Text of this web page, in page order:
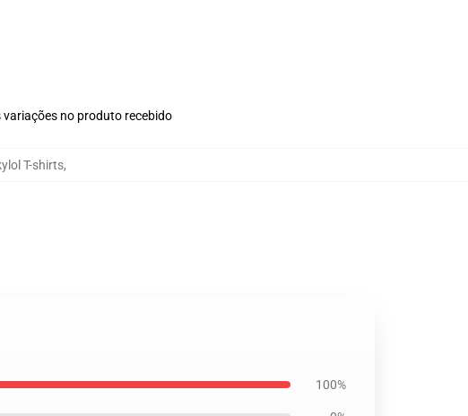
variações no produto recebido
T-shirts,
100%